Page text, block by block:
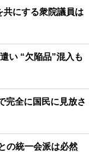
にする衆院議員は
い “欠陥品”混入も
完全に国民に見放さ
の統一会派は必然